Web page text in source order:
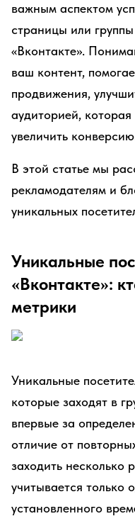
важным аспектом
страницы или
«Вконтакте».
ваш контент,
продвижения,
аудиторией, которая
увеличить
В этой статье мы
рекламодателям и
уникальных
Уникальные
«Вконтакте»:
метрики
Уникальные
которые заходят в
впервые за
отличие от
заходить несколько
учитывается только
установленного